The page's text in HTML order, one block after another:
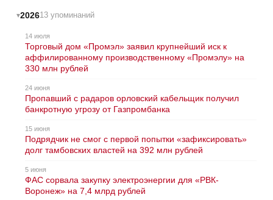
202613 упоминаний
14 июля
Торговый дом «Промэл» заявил крупнейший иск к
аффилированному производственному «Промэлу» на
330 млн рублей
24 июня
Пропавший с радаров орловский кабельщик получил
банкротную угрозу от Газпромбанка
15 июня
Подрядчик не смог с первой попытки «зафиксировать»
долг тамбовских властей на 392 млн рублей
5 июня
ФАС сорвала закупку электроэнергии для «РВК-
Воронеж» на 7,4 млрд рублей